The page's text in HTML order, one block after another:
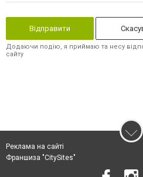
Додаючи подію, я приймаю та несу
сайту
Реклама на сайті
Франшиза "CitySites"